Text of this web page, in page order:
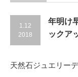
1.12
2018
年明け
ックア
天然石ジュエリー